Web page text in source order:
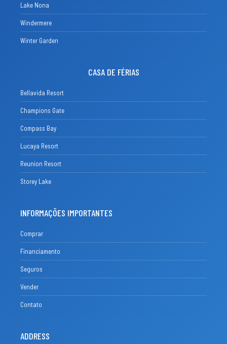
Lake Nona
Windermere
Winter Garden
CASA DE FÉRIAS
Bellavida Resort
Champions Gate
Compass Bay
Lucaya Resort
Reunion Resort
Storey Lake
INFORMAÇÕES IMPORTANTES
Comprar
Financiamento
Seguros
Vender
Contato
ADDRESS